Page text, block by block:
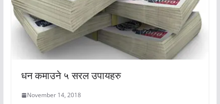
धन कमाउने ५ सरल उपायहरु
November 14, 2018